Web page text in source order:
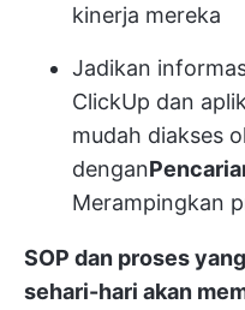
kinerja mereka
Jadikan
ClickUp dan
mudah diakses
dengan
Merampingkan
SOP dan proses
sehari-hari akan